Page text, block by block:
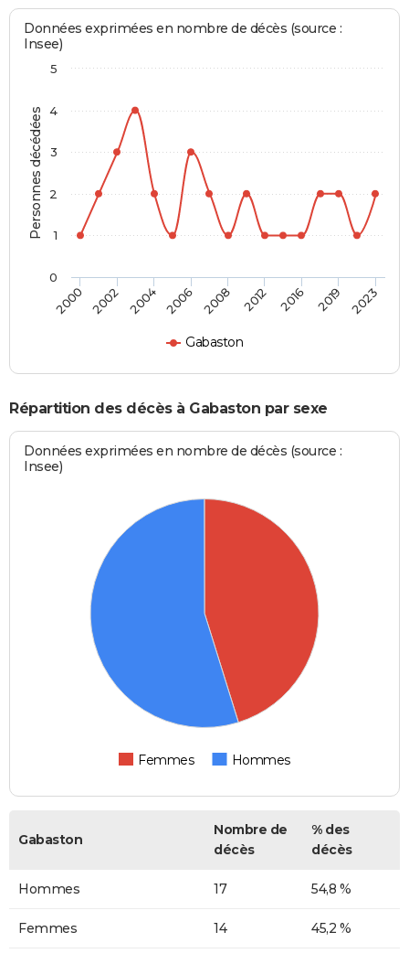
Personnes décédées
Données exprimées en nombre de décès (source :
Insee)
Gabaston
2000 2002 2004 2006 2008 2012 2016 2019 2023
0
1
2
3
4
5
Répartition des décès à Gabaston par sexe
Données exprimées en nombre de décès (source :
Insee)
Femmes Hommes
Gabaston
Nombre de
décès
% des
décès
Hommes 17 54,8 %
Femmes 14 45,2 %